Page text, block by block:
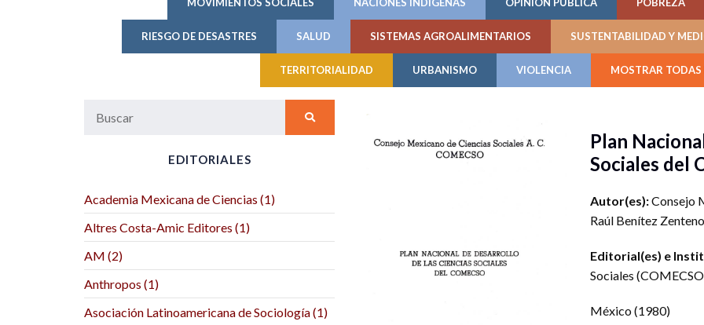
RIESGO DE DESASTRES SALUD SISTEMAS AGROALIMENTARIOS SUSTENTABILIDAD Y
TERRITORIALIDAD URBANISMO VIOLENCIA MOSTRAR TODAS
EDITORIALES
Academia Mexicana de Ciencias (1)
Altres Costa-Amic Editores (1)
AM (2)
Anthropos (1)
Asociación Latinoamericana de Sociología (1)
Plan
Sociales del
Autor(es):Consejo
Raúl Benítez Zenteno
Editorial(es) e
Sociales
México(1980)